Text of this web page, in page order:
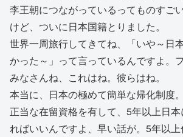
李王朝につながっているってものすご
けど、ついに日本国籍とりました。
世界一周旅行してきてね、「いや～日
かった～」って言っているんですよ。
みなさんね、これはね。彼らはね。
本当に、日本の極めて簡単な帰化制度。
正当な在留資格を有して、5年以上日
ればいいんですよ、早い話が。5年以